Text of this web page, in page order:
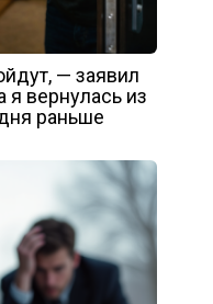
— заявил
я вернулась из
раньше